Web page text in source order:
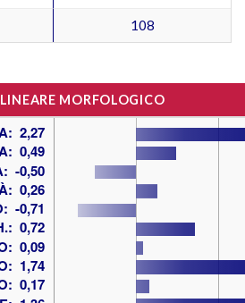
108
LINEARE MORFOLOGICO